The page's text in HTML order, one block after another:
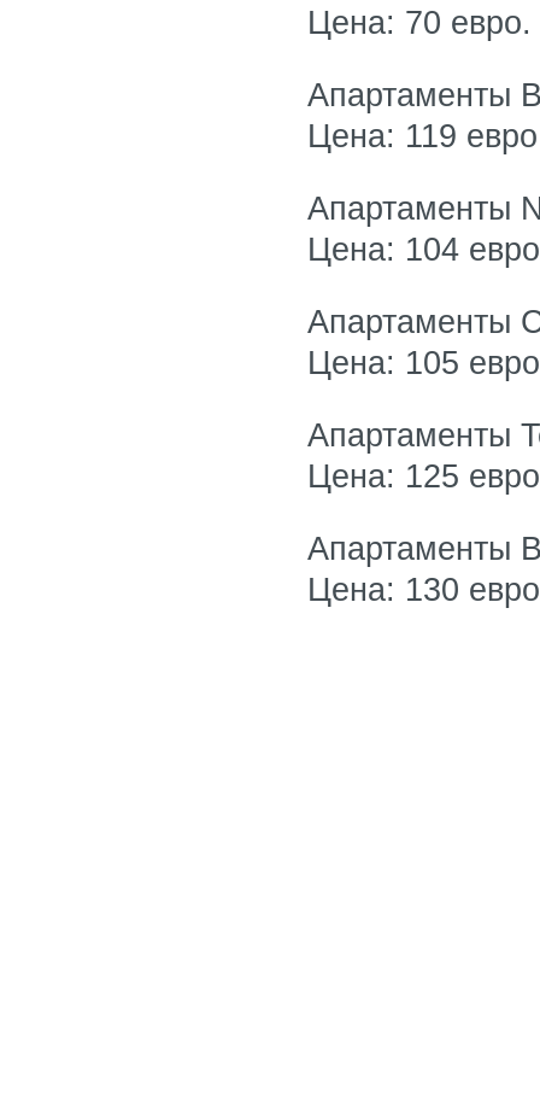
Цена: 70 евро.
Апартаменты
Цена: 119
Апартаменты
Цена: 104
Апартаменты
Цена: 105
Апартаменты
Цена: 125
Апартаменты
Цена: 130